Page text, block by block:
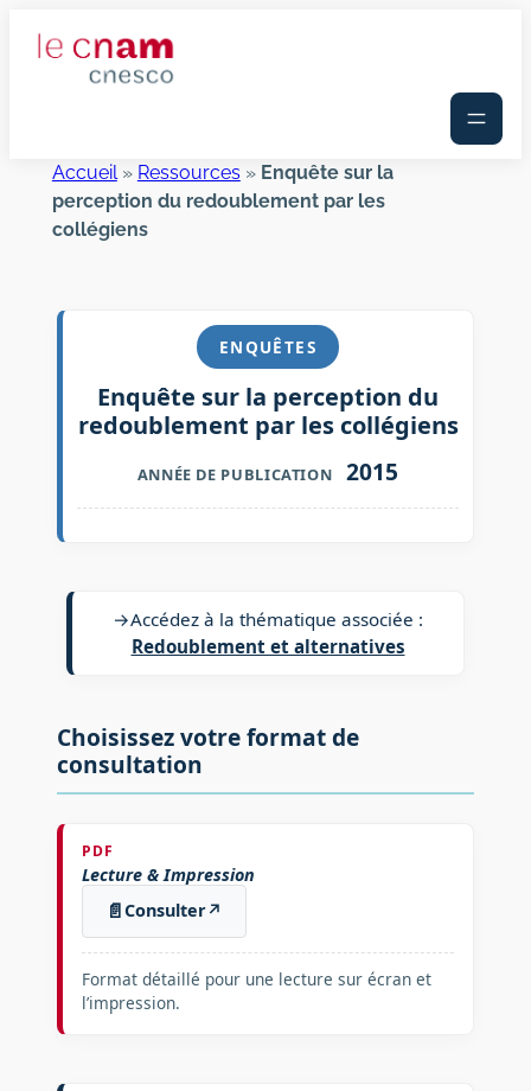
Accueil» Ressources» Enquête sur la
perception du redoublement par les
collégiens
ENQUÊTES
Enquête sur la perception du
redoublement par les collégiens
ANNÉE DE PUBLICATION 2015
→Accédez à la thématique associée :
Redoublement et alternatives
Choisissez votre format de
consultation
PDF
Lecture & Impression
📄Consulter↗
Format détaillé pour une lecture sur écran et
l’impression.